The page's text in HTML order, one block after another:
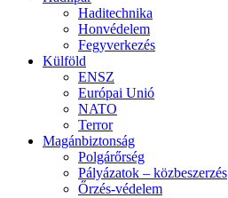
Haditechnika
Honvédelem
Fegyverkezés
Külföld
ENSZ
Európai Unió
NATO
Terror
Magánbiztonság
Polgárőrség
Pályázatok – közbeszerzés
Őrzés-védelem